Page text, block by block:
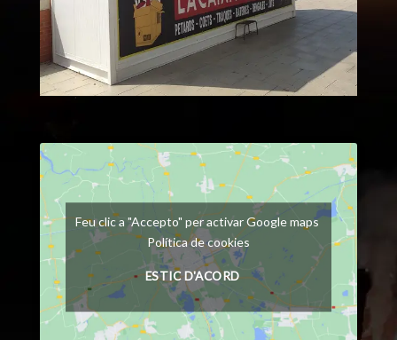
Feu clic a "Accepto" per activar Google maps
Política de cookies
ESTIC D'ACORD